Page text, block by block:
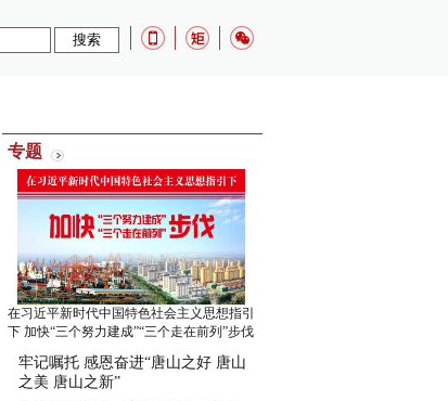
专题
在习近平新时代中国特色社会主义思想指引
下 加快“三个努力建成”“三个走在前列”步伐
牢记嘱托 感恩奋进“唐山之好 唐山
之美 唐山之新”